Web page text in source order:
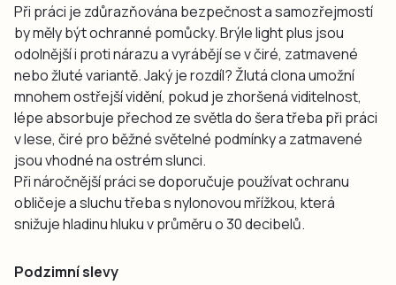
Při práci je zdůrazňována bezpečnost a samozřejmostí
by měly být ochranné pomůcky. Brýle light plus jsou
odolnější i proti nárazu a vyrábějí se v čiré, zatmavené
nebo žluté variantě. Jaký je rozdíl? Žlutá clona umožní
mnohem ostřejší vidění, pokud je zhoršená viditelnost,
lépe absorbuje přechod ze světla do šera třeba při práci
v lese, čiré pro běžné světelné podmínky a zatmavené
jsou vhodné na ostrém slunci.
Při náročnější práci se doporučuje používat ochranu
obličeje a sluchu třeba s nylonovou mřížkou, která
snižuje hladinu hluku v průměru o 30 decibelů.
Podzimní slevy